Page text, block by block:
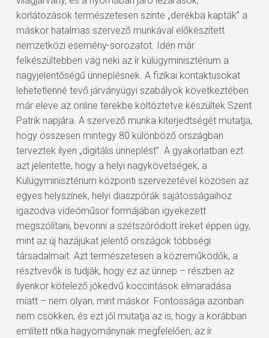
korlátozások természetesen szinte „derékba kapták” a
máskor hatalmas szervező munkával előkészített
nemzetközi esemény-sorozatot. Idén már
felkészültebben vág neki az ír külügyminisztérium a
nagyjelentőségű ünneplésnek. A fizikai kontaktusokat
lehetetlenné tevő járványügyi szabályok következtében
már eleve az online terekbe költöztetve készültek Szent
Patrik napjára. A szervező munka kiterjedtségét mutatja,
hogy összesen mintegy 80 különböző országban
terveztek ilyen „digitális ünneplést”. A gyakorlatban ezt
azt jelentette, hogy a helyi nagykövetségek, a
Külügyminisztérium központi szervezetével közösen az
egyes helyszínek, helyi diaszpórák sajátosságaihoz
igazodva videóműsor formájában igyekezett
megszólítani, bevonni a szétszóródott íreket éppen úgy,
mint az új hazájukat jelentő országok többségi
társadalmait. Azt természetesen a közreműködők, a
résztvevők is tudják, hogy ez az ünnep – részben az
ilyenkor kötelező jókedvű koccintások elmaradása
miatt – nem olyan, mint máskor. Fontossága azonban
nem csökken, és ezt jól mutatja az is, hogy a korábban
említett ritka hagyománynak megfelelően, az ír